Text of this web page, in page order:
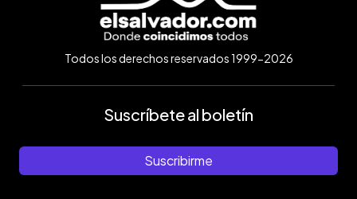
Todos los derechos reservados 1999-2026
Suscríbete al boletín
Suscribirme